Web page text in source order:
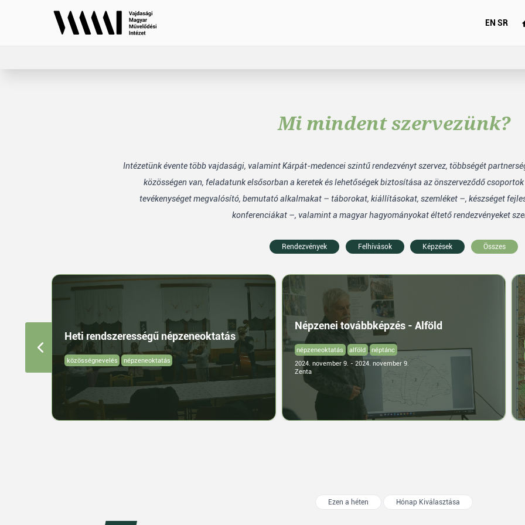
EN SR
Mi mindent szervezünk?
Intézetünk évente több vajdasági, valamint Kárpát-medencei szintű rendezvényt szervez, többségét
közösségen van, feladatunk elsősorban a keretek és lehetőségek biztosítása az önszerveződő
tevékenységet megvalósító, bemutató alkalmakat – táborokat, kiállításokat, szemléket –, készséget
konferenciákat –, valamint a magyar hagyományokat éltető rendezvényeket
Rendezvények Felhívások Képzések Összes
Heti rendszerességű népzeneoktatás
közösségnevelés népzeneoktatás
Népzenei továbbképzés - Alföld
népzeneoktatás alföld
néptánc
2024. november 9. - 2024. november 9.
Zenta
Ezen a héten